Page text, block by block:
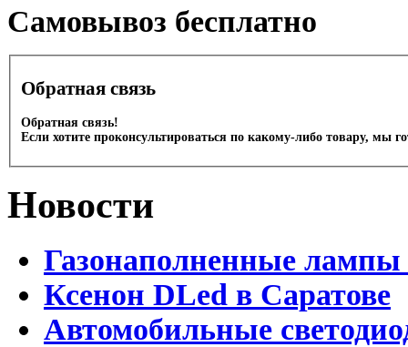
Cамовывоз бесплатно
Обратная связь
Обратная связь!
Если хотите проконсультироваться по какому-либо товару, мы
Новости
Газонаполненные лампы
Ксенон DLed в Саратове
Автомобильные